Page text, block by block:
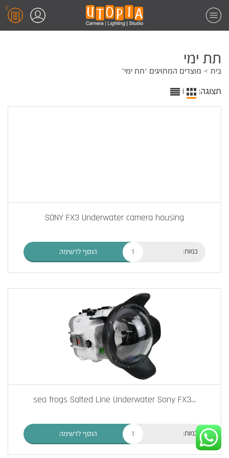
0
תת ימי
בית מוצרים המתויגים “תת ימי”
תצוגה: |
SONY FX3 Underwater camera housing
כמות: הוסף לרשימה
sea frogs Salted Line Underwater Sony FX3...
כמות: הוסף לרשימה